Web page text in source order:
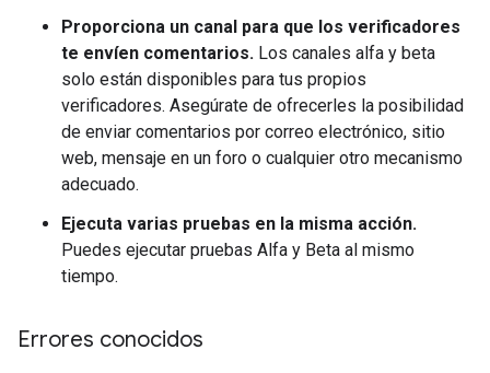
Proporciona un canal para que los verificadores
te envíen comentarios. Los canales alfa y beta
solo están disponibles para tus propios
verificadores. Asegúrate de ofrecerles la posibilidad
de enviar comentarios por correo electrónico, sitio
web, mensaje en un foro o cualquier otro mecanismo
adecuado.
Ejecuta varias pruebas en la misma acción.
Puedes ejecutar pruebas Alfa y Beta al mismo
tiempo.
Errores conocidos